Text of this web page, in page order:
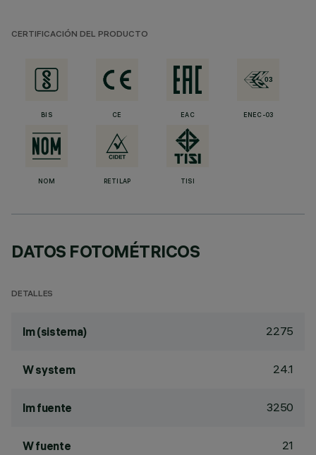
CERTIFICACIÓN DEL PRODUCTO
BIS CE EAC ENEC-03
NOM RETILAP TISI
DATOS FOTOMÉTRICOS
DETALLES
lm (sistema) 2275
W system 24.1
lm fuente 3250
W fuente 21